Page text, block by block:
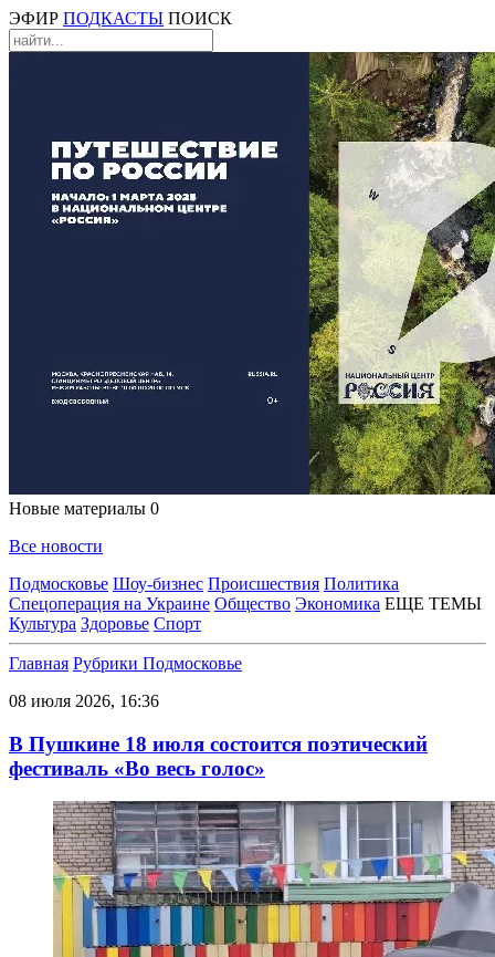
ЭФИР ПОДКАСТЫ ПОИСК
Новые материалы 0
Все новости
Подмосковье Шоу-бизнес Происшествия Политика
Спецоперация на Украине Общество Экономика ЕЩЕ ТЕМЫ
Культура Здоровье Спорт
Главная Рубрики Подмосковье
08 июля 2026, 16:36
В Пушкине 18 июля состоится поэтический
фестиваль «Во весь голос»